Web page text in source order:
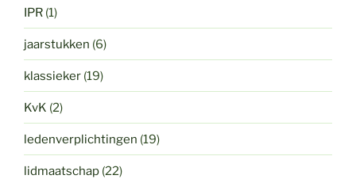
IPR (1)
jaarstukken (6)
klassieker (19)
KvK (2)
ledenverplichtingen (19)
lidmaatschap (22)